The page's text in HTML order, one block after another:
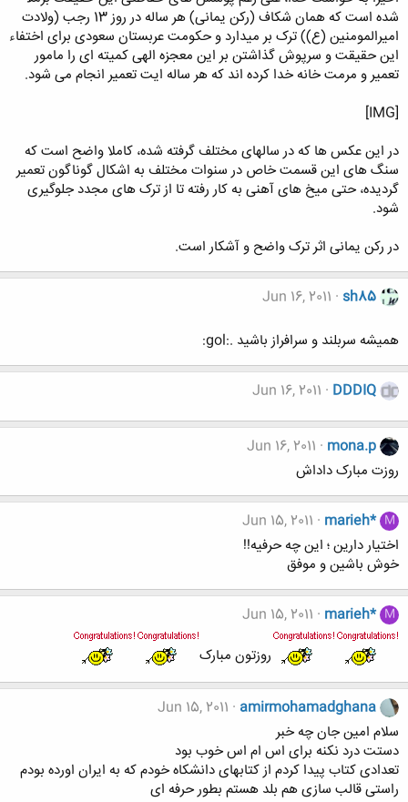
شده است که همان شکاف (رکن یمانی) هر ساله در روز 13 رجب (ولادت
امیرالمومنین (ع)) ترک بر میدارد و حکومت عربستان سعودی برای اختفاء
این حقیقت و سرپوش گذاشتن بر این معجزه الهی کمیته ای را مامور
تعمیر و مرمت خانه خدا کرده اند که هر ساله ایت تعمیر انجام می شود.
[IMG]
در این عکس ها که در سالهای مختلف گرفته شده، کاملا واضح است که
سنگ های این قسمت خاص در سنوات مختلف به اشکال گوناگون تعمیر
گردیده، حتی میخ های آهنی به کار رفته تا از ترک های مجدد جلوگیری
شود.
در رکن یمانی اثر ترک واضح و آشکار است.
sh85
Jun 16, 2011
همیشه سربلند و سرافراز باشید .:gol:
DDDIQ
Jun 16, 2011
mona.p
Jun 16, 2011
روزت مبارک داداش
M
marieh*
Jun 15, 2011
اختیار دارین ؛ این چه حرفیه!!
خوش باشین و موفق
M
marieh*
Jun 15, 2011
روزتون مبارک
amirmohamadghana
Jun 15, 2011
سلام امین جان چه خبر
دستت درد نکنه برای اس ام اس خوب بود
تعدادی کتاب پیدا کردم از کتابهای دانشکاه خودم که به ایران اورده بودم
راستی قالب سازی هم بلد هستم بطور حرفه ای